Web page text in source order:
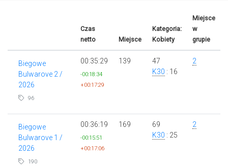
Czas
netto
Miejsce
Kategoria:
Kobiety
Miejsce
w
grupie
Biegowe
Bulwarove 2 /
2026
96
00:35:29
-00:18:34
+00:17:29
139
47
K30 : 16
2
Biegowe
Bulwarove 1 /
2026
190
00:36:19
-00:15:51
+00:17:06
169
69
K30 : 25
2